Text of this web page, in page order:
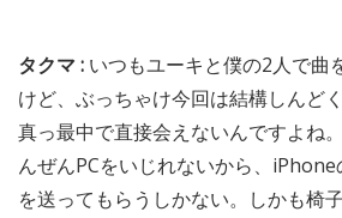
タクマ : いつもユーキと僕の2人で曲
けど、ぶっちゃけ今回は結構しんど
真っ最中で直接会えないんですよね
んぜんPCをいじれないから、
を送ってもらうしかない。しかも椅